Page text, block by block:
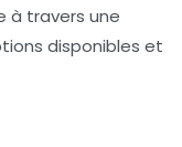
à travers une
disponibles et